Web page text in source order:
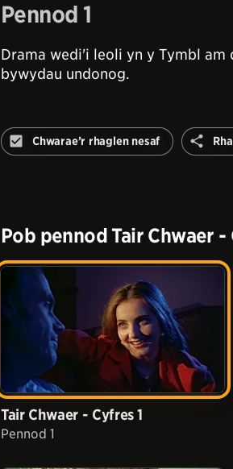
Pennod 1
Drama wedi'i leoli yn y Tymbl
bywydau undonog.
Chwarae’r rhaglen nesaf
Pob pennod Tair Chwaer -
Tair Chwaer - Cyfres 1
Pennod 1